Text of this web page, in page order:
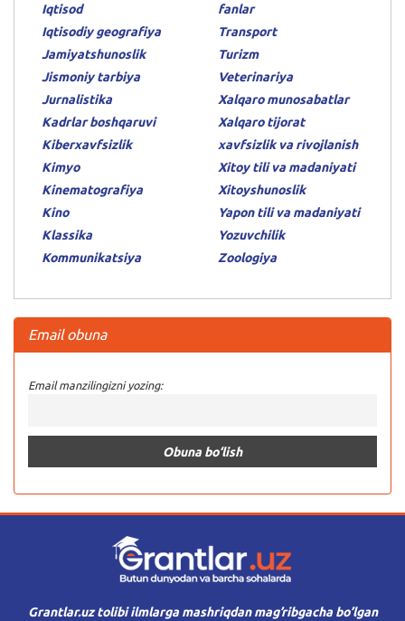
Iqtisod
Iqtisodiy geografiya
Jamiyatshunoslik
Jismoniy tarbiya
Jurnalistika
Kadrlar boshqaruvi
Kiberxavfsizlik
Kimyo
Kinematografiya
Kino
Klassika
Kommunikatsiya
fanlar
Transport
Turizm
Veterinariya
Xalqaro munosabatlar
Xalqaro tijorat
xavfsizlik va rivojlanish
Xitoy tili va madaniyati
Xitoyshunoslik
Yapon tili va madaniyati
Yozuvchilik
Zoologiya
Email obuna
Email manzilingizni yozing:
Grantlar.uz tolibi ilmlarga mashriqdan mag’ribgacha bo’lgan